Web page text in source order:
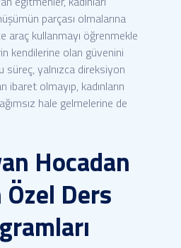
parçası olmalarına
araç kullanmayı öğrenmekle
kendilerine olan güvenini
süreç, yalnızca direksiyon
olmayıp, kadınların
hale gelmelerine de
Hocadan
Ders